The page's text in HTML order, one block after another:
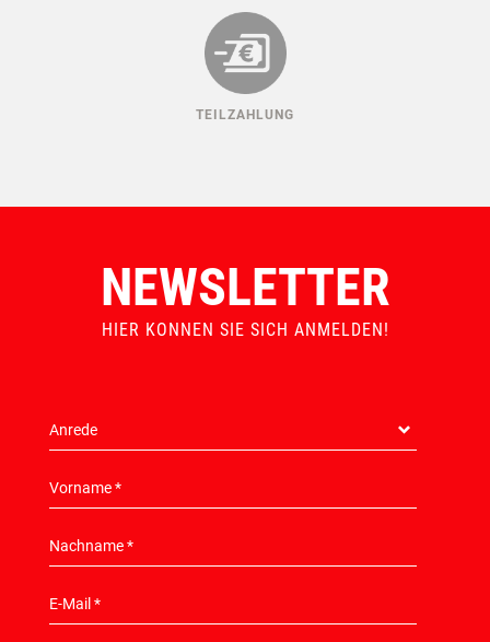
TEILZAHLUNG
NEWSLETTER
HIER KONNEN SIE SICH ANMELDEN!